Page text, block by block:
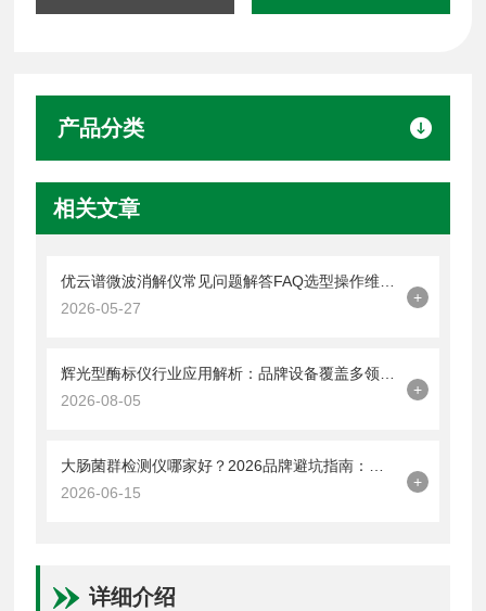
产品分类
相关文章
优云谱微波消解仪常见问题解答FAQ选型操作维护与售后全覆盖
2026-05-27
+
辉光型酶标仪行业应用解析：品牌设备覆盖多领域检测需求
2026-08-05
+
大肠菌群检测仪哪家好？2026品牌避坑指南：这些参数比价格更关键
2026-06-15
+
详细介绍